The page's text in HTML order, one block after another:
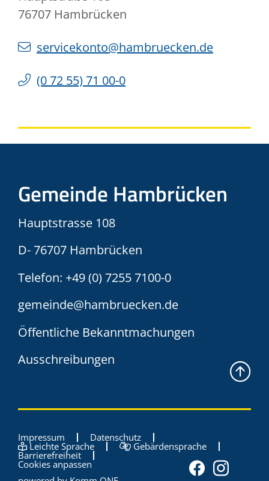
76707 Hambrücken
servicekonto@hambruecken.de
(072 55) 71 00-0
Gemeinde Hambrücken
Hauptstrasse 108
D- 76707 Hambrücken
Telefon: +49 (0) 7255 7100-0
gemeinde@hambruecken.de
Öffentliche Bekanntmachungen
Ausschreibungen
Impressum Datenschutz
Leichte Sprache Gebärdensprache
Barrierefreiheit
Cookies anpassen